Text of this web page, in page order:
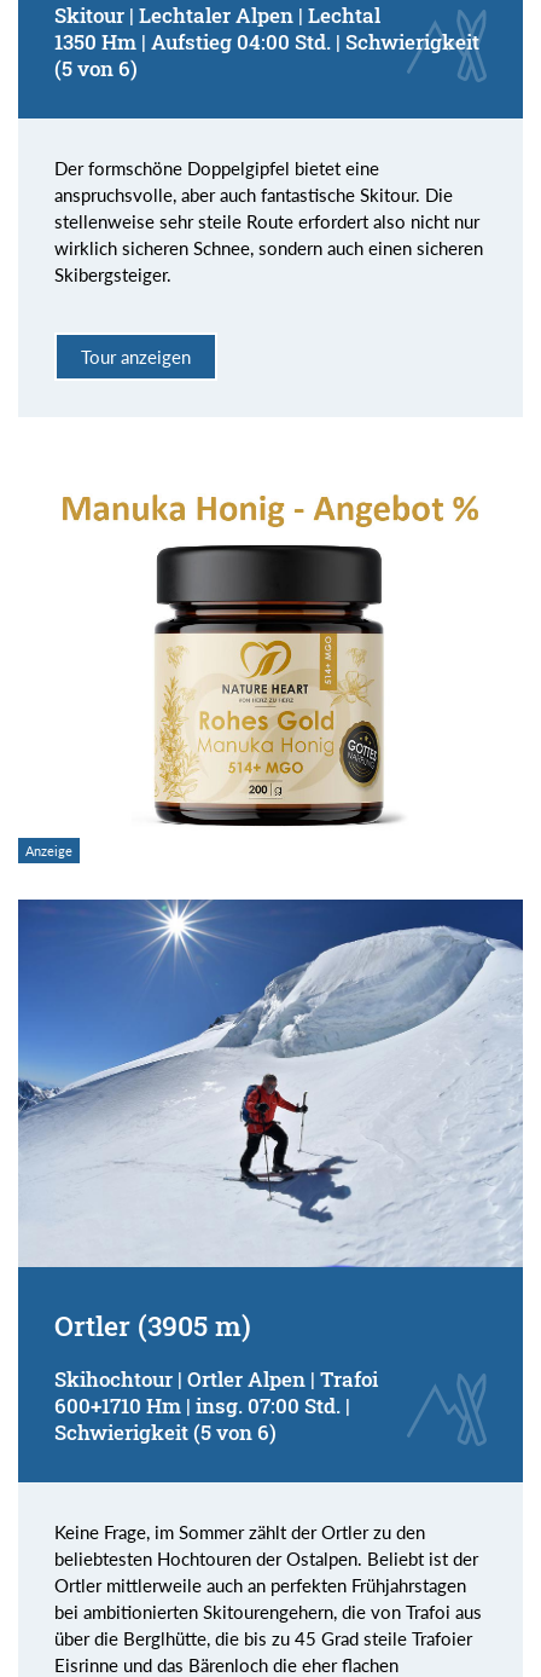
Skitour | Lechtaler Alpen | Lechtal
1350 Hm | Aufstieg 04:00 Std. | Schwierigkeit
(5 von 6)
Der formschöne Doppelgipfel bietet eine
anspruchsvolle, aber auch fantastische Skitour. Die
stellenweise sehr steile Route erfordert also nicht nur
wirklich sicheren Schnee, sondern auch einen sicheren
Skibergsteiger.
Tour anzeigen
Ortler (3905 m)
Skihochtour | Ortler Alpen | Trafoi
600+1710 Hm | insg. 07:00 Std. |
Schwierigkeit (5 von 6)
Keine Frage, im Sommer zählt der Ortler zu den
beliebtesten Hochtouren der Ostalpen. Beliebt ist der
Ortler mittlerweile auch an perfekten Frühjahrstagen
bei ambitionierten Skitourengehern, die von Trafoi aus
über die Berglhütte, die bis zu 45 Grad steile Trafoier
Eisrinne und das Bärenloch die eher flachen